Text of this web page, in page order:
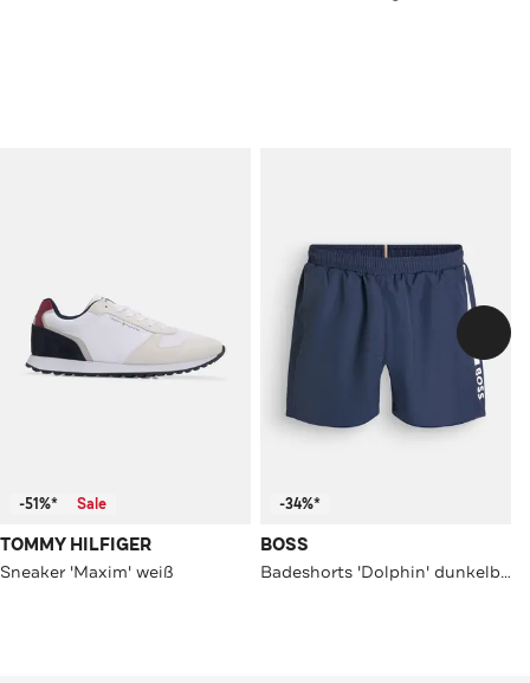
-51%* Sale
TOMMY HILFIGER
Sneaker 'Maxim' weiß
-34%*
BOSS
Badeshorts 'Dolphin' dunkelblau